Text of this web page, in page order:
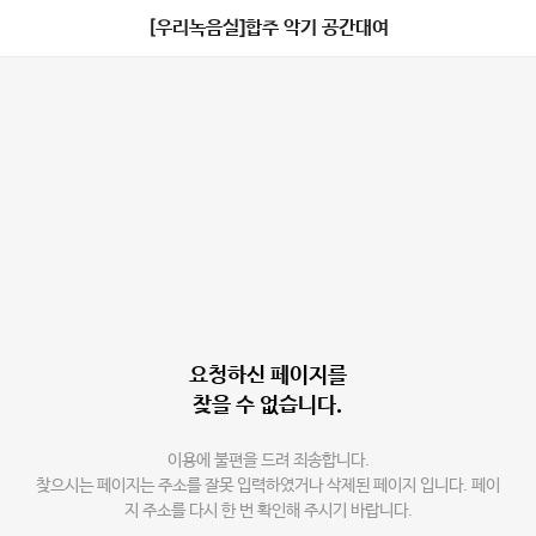
[우리녹음실]합주 악기 공간대여
요청하신 페이지를
찾을 수 없습니다.
이용에 불편을 드려 죄송합니다.
찾으시는 페이지는 주소를 잘못 입력하였거나 삭제된 페이지 입니다. 페이
지 주소를 다시 한 번 확인해 주시기 바랍니다.